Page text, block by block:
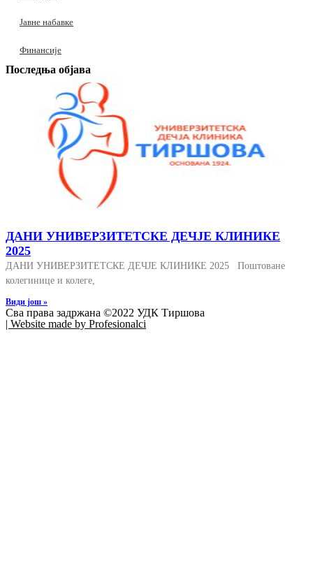
Јавне набавке
Финансије
Последња објава
ДАНИ УНИВЕРЗИТЕТСКЕ ДЕЧЈЕ КЛИНИКЕ
2025
ДАНИ УНИВЕРЗИТЕТСКЕ ДЕЧЈЕ КЛИНИКЕ 2025 Поштоване
колегинице и колеге,
Види још »
Сва права задржана ©2022 УДК Тиршова
| Website made by Profesionalci